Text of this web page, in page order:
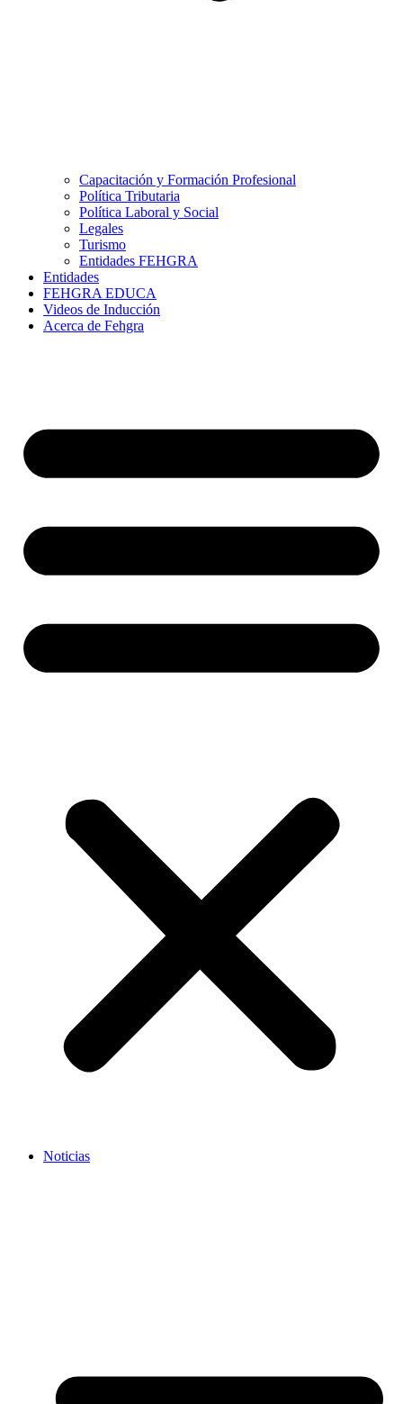
Capacitación y Formación Profesional
Política Tributaria
Política Laboral y Social
Legales
Turismo
Entidades FEHGRA
Entidades
FEHGRA EDUCA
Videos de Inducción
Acerca de Fehgra
Noticias